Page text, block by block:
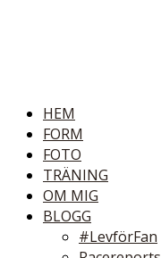
HEM
FORM
FOTO
TRÄNING
OM MIG
BLOGG
#LevförFan